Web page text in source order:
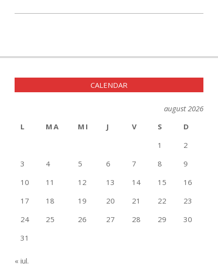
CALENDAR
august 2026
L
MA MI J V S
D
1
2
3
4 5 6 7 8
9
10
11 12 13 14 15
16
17
18 19 20 21 22
23
24
25 26 27 28 29
30
31
« iul.